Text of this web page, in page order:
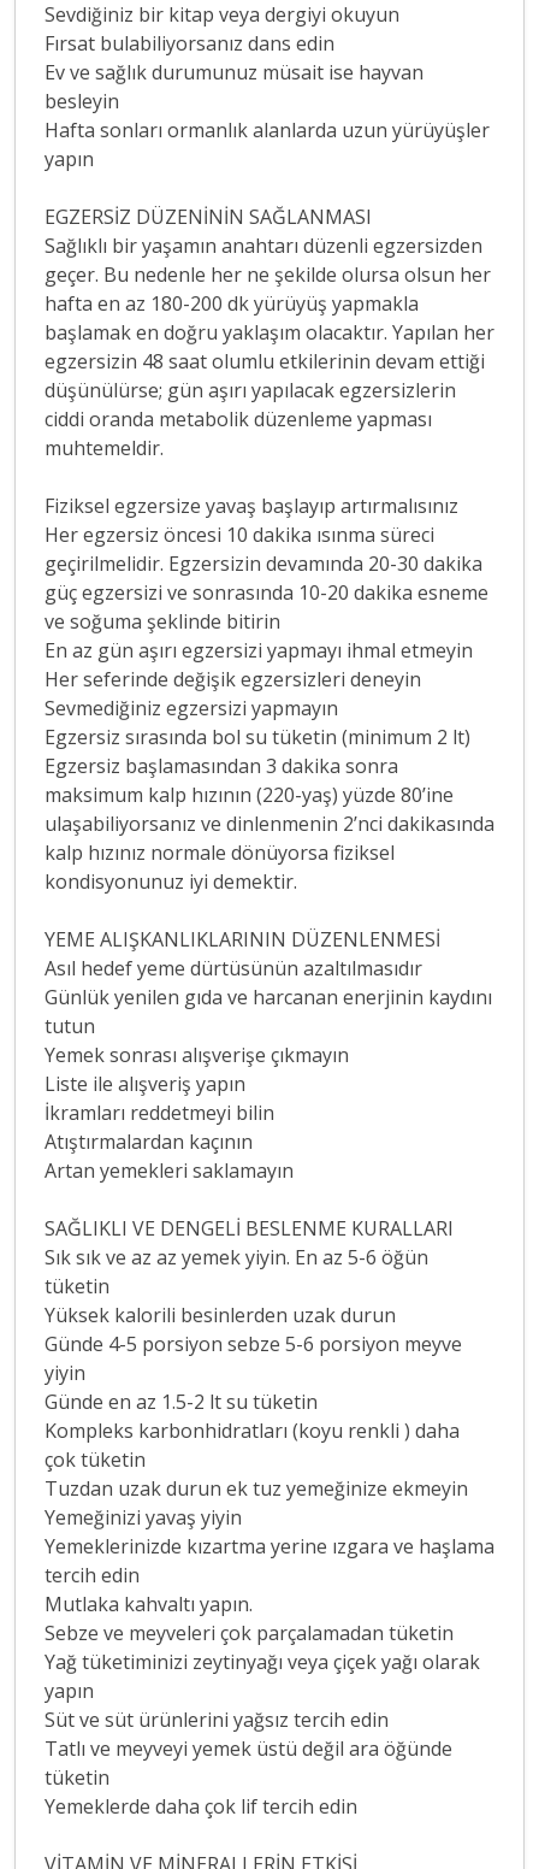
Sevdiğiniz bir kitap veya dergiyi okuyun
Fırsat bulabiliyorsanız dans edin
Ev ve sağlık durumunuz müsait ise hayvan
besleyin
Hafta sonları ormanlık alanlarda uzun yürüyüşler
yapın
EGZERSİZ DÜZENİNİN SAĞLANMASI
Sağlıklı bir yaşamın anahtarı düzenli egzersizden
geçer. Bu nedenle her ne şekilde olursa olsun her
hafta en az 180-200 dk yürüyüş yapmakla
başlamak en doğru yaklaşım olacaktır. Yapılan her
egzersizin 48 saat olumlu etkilerinin devam ettiği
düşünülürse; gün aşırı yapılacak egzersizlerin
ciddi oranda metabolik düzenleme yapması
muhtemeldir.
Fiziksel egzersize yavaş başlayıp artırmalısınız
Her egzersiz öncesi 10 dakika ısınma süreci
geçirilmelidir. Egzersizin devamında 20-30 dakika
güç egzersizi ve sonrasında 10-20 dakika esneme
ve soğuma şeklinde bitirin
En az gün aşırı egzersizi yapmayı ihmal etmeyin
Her seferinde değişik egzersizleri deneyin
Sevmediğiniz egzersizi yapmayın
Egzersiz sırasında bol su tüketin (minimum 2 lt)
Egzersiz başlamasından 3 dakika sonra
maksimum kalp hızının (220-yaş) yüzde 80’ine
ulaşabiliyorsanız ve dinlenmenin 2’nci dakikasında
kalp hızınız normale dönüyorsa fiziksel
kondisyonunuz iyi demektir.
YEME ALIŞKANLIKLARININ DÜZENLENMESİ
Asıl hedef yeme dürtüsünün azaltılmasıdır
Günlük yenilen gıda ve harcanan enerjinin kaydını
tutun
Yemek sonrası alışverişe çıkmayın
Liste ile alışveriş yapın
İkramları reddetmeyi bilin
Atıştırmalardan kaçının
Artan yemekleri saklamayın
SAĞLIKLI VE DENGELİ BESLENME KURALLARI
Sık sık ve az az yemek yiyin. En az 5-6 öğün
tüketin
Yüksek kalorili besinlerden uzak durun
Günde 4-5 porsiyon sebze 5-6 porsiyon meyve
yiyin
Günde en az 1.5-2 lt su tüketin
Kompleks karbonhidratları (koyu renkli ) daha
çok tüketin
Tuzdan uzak durun ek tuz yemeğinize ekmeyin
Yemeğinizi yavaş yiyin
Yemeklerinizde kızartma yerine ızgara ve haşlama
tercih edin
Mutlaka kahvaltı yapın.
Sebze ve meyveleri çok parçalamadan tüketin
Yağ tüketiminizi zeytinyağı veya çiçek yağı olarak
yapın
Süt ve süt ürünlerini yağsız tercih edin
Tatlı ve meyveyi yemek üstü değil ara öğünde
tüketin
Yemeklerde daha çok lif tercih edin